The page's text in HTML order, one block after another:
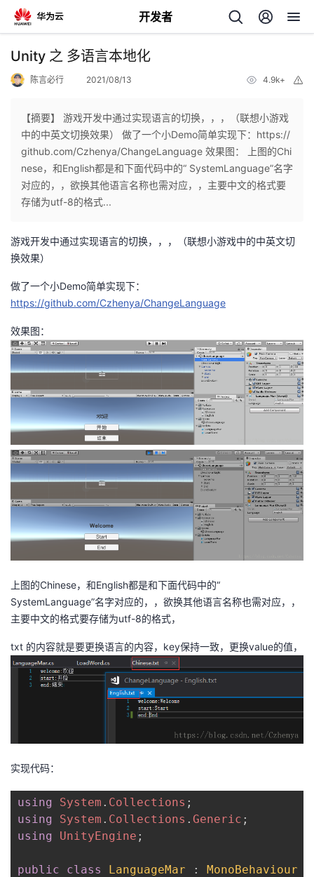
开发者
返
个
人
主
我
的
发
者
我
客
论
坛
的
圈
子
我
的
直
我
的
动
我
关
注
的
开
学
我
我
的
Programs
我
持
的
我
Unity 之 多语言本地化
陈言必行 2021/08/13 4.9k+
【摘要】 游戏开发中通过实现语言的切换，，，（联想小游戏
中的中英文切换效果） 做了一个小Demo简单实现下：https://
github.com/Czhenya/ChangeLanguage 效果图： 上图的Chi
nese，和English都是和下面代码中的“ SystemLanguage”名字
对应的，，欲换其他语言名称也需对应，，主要中文的格式要
存储为utf-8的格式...
游戏开发中通过实现语言的切换，，，（联想小游戏中的中英文切
换效果）
做了一个小Demo简单实现下：
https://github.com/Czhenya/ChangeLanguage
效果图：
上图的Chinese，和English都是和下面代码中的“
SystemLanguage”名字对应的，，欲换其他语言名称也需对应，，
主要中文的格式要存储为utf-8的格式，
txt 的内容就是要更换语言的内容，key保持一致，更换value的值，
实现代码：
using System . Collections ;
using
System . Collections . Generic ;
using
UnityEngine ;
public class LanguageMar : MonoBehaviour